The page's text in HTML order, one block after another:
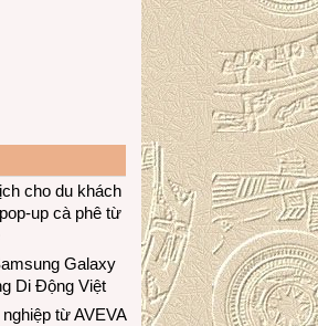
cho du khách
up cà phê từ
Galaxy
Di Động Việt
từ AVEVA